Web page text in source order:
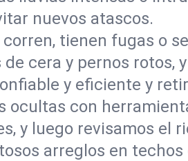
nuevos atascos.
tienen fugas o
cera y pernos rotos,
y eficiente y
ocultas con
y luego revisamos el
arreglos en